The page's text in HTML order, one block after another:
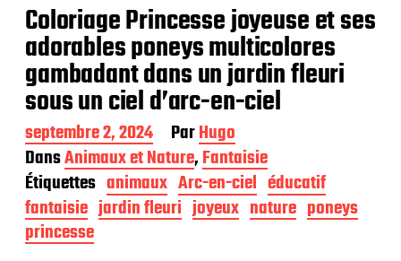
Coloriage Princesse joyeuse et ses
adorables poneys multicolores
gambadant dans un jardin fleuri
sous un ciel d’arc-en-ciel
D
a
t
e
d
e
p
septembre 2, 2024 ParHugo
DansAnimaux et Nature,Fantaisie
Étiquettes animaux Arc-en-ciel éducatif
fantaisie jardin fleuri joyeux nature poneys
princesse